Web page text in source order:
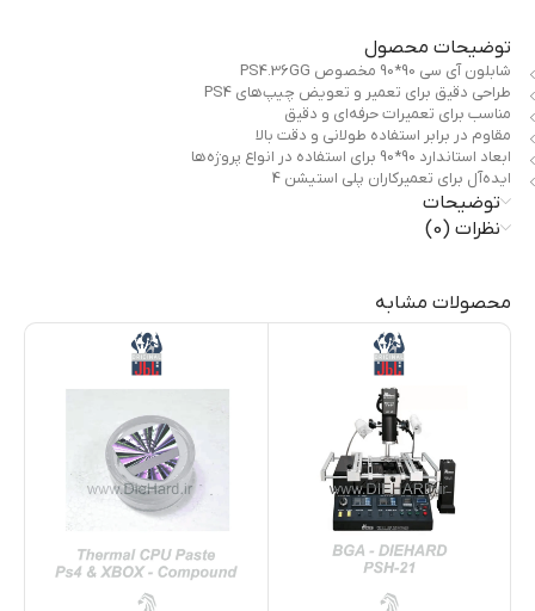
توضیحات محصول
شابلون آی سی 90*90 مخصوص PS4.36GG
طراحی دقیق برای تعمیر و تعویض چیپ‌های PS4
مناسب برای تعمیرات حرفه‌ای و دقیق
مقاوم در برابر استفاده طولانی و دقت بالا
ابعاد استاندارد 90*90 برای استفاده در انواع پروژه‌ها
ایده‌آل برای تعمیرکاران پلی استیشن 4
توضیحات
نظرات (0)
محصولات مشابه